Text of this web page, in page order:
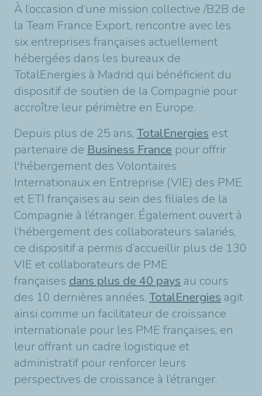
À l’occasion d’une mission collective /B2B de
la Team France Export, rencontre avec les
six entreprises françaises actuellement
hébergées dans les bureaux de
TotalEnergies à Madrid qui bénéficient du
dispositif de soutien de la Compagnie pour
accroître leur périmètre en Europe.
Depuis plus de 25 ans, TotalEnergies est
partenaire de Business France pour offrir
l'hébergement des Volontaires
Internationaux en Entreprise (VIE) des PME
et ETI françaises au sein des filiales de la
Compagnie à l’étranger. Également ouvert à
l’hébergement des collaborateurs salariés,
ce dispositif a permis d’accueillir plus de 130
VIE et collaborateurs de PME
françaises dans plus de 40 pays au cours
des 10 dernières années. TotalEnergies agit
ainsi comme un facilitateur de croissance
internationale pour les PME françaises, en
leur offrant un cadre logistique et
administratif pour renforcer leurs
perspectives de croissance à l’étranger.